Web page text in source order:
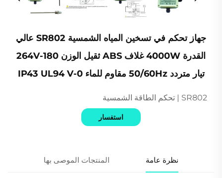
جهاز تحكم في تسخين المياه الشمسية SR802 عالي
القدرة 4000W غلاف ABS ثقيل الوزن 180-264V
تيار متردد 50/60Hz مقاوم للماء IP43 UL94 V-0
SR802 | تحكم الطاقة الشمسية
استفسار
نظرة عامة المنتجات الموصى بها